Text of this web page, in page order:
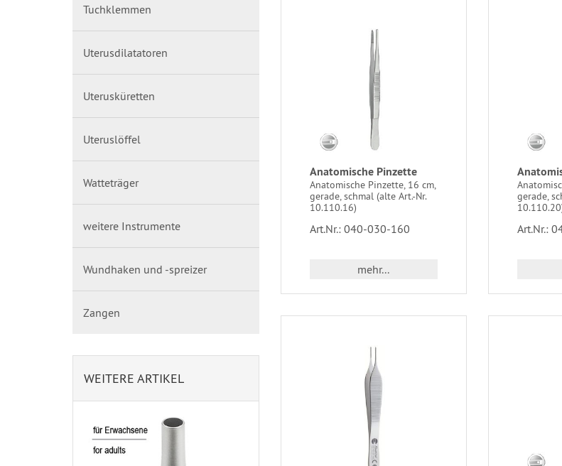
Anatomische Pinzette
Anatomische Pinzette, 16 cm,
gerade, schmal (alte Art.-Nr.
10.110.16)
Art.Nr.: 040-030-160
mehr...
gerade,
Art.Nr.:
Tuchklemmen
Uterusdilatatoren
Uterusküretten
Uteruslöffel
Watteträger
weitere Instrumente
Wundhaken und -spreizer
Zangen
WEITERE ARTIKEL